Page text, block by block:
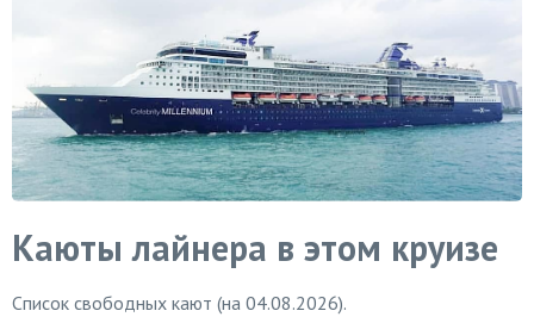
Каюты лайнера в этом круизе
Список свободных кают (на 04.08.2026).